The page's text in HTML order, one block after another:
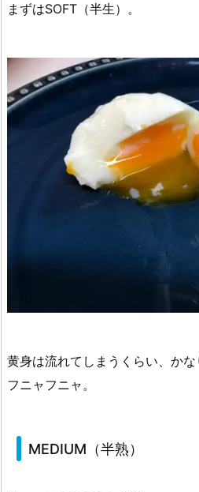
まずはSOFT（半生）。
黄身は流れてしまうくらい、か
フニャフニャ。
MEDIUM（半熟）